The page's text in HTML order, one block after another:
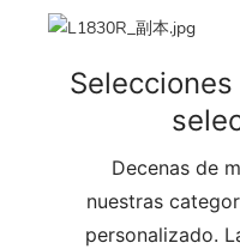
Decenas de
nuestras
personalizado.